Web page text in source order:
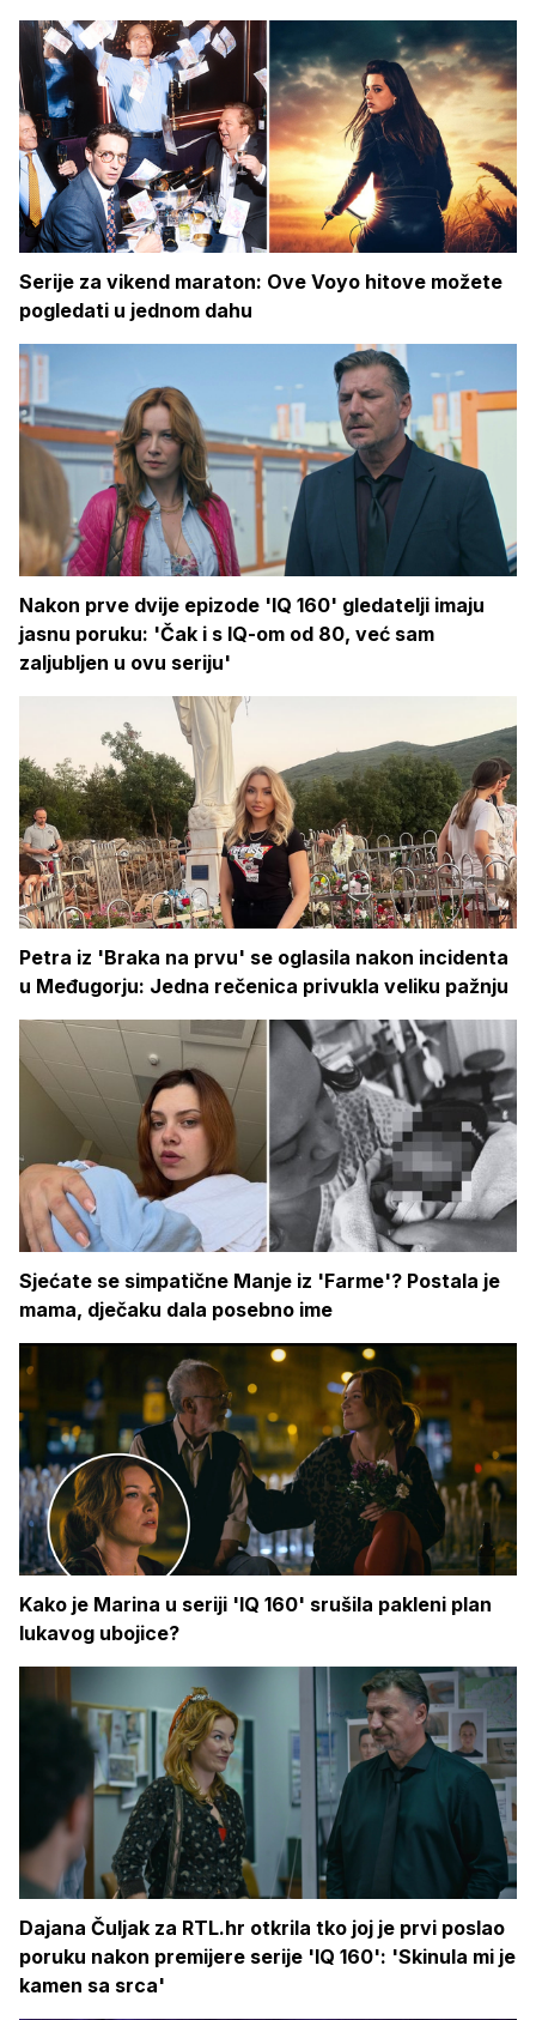
Serije za vikend maraton: Ove Voyo hitove možete
pogledati u jednom dahu
Nakon prve dvije epizode 'IQ 160' gledatelji imaju
jasnu poruku: 'Čak i s IQ-om od 80, već sam
zaljubljen u ovu seriju'
Petra iz 'Braka na prvu' se oglasila nakon incidenta
u Međugorju: Jedna rečenica privukla veliku pažnju
Sjećate se simpatične Manje iz 'Farme'? Postala je
mama, dječaku dala posebno ime
Kako je Marina u seriji 'IQ 160' srušila pakleni plan
lukavog ubojice?
Dajana Čuljak za RTL.hr otkrila tko joj je prvi poslao
poruku nakon premijere serije 'IQ 160': 'Skinula mi je
kamen sa srca'